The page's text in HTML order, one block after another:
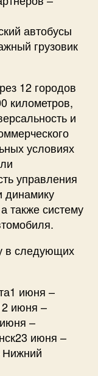
автобусы
грузовик
12 городов
километров,
и
условиях
управления
динамику
также систему
в следующих
июня –
июня –
–
июня –